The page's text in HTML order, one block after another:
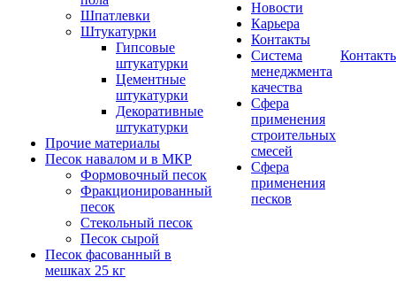
Шпатлевки
Штукатурки
Гипсовые
штукатурки
Цементные
штукатурки
Декоративные
штукатурки
Прочие материалы
Песок навалом и в МКР
Формовочный песок
Фракционированный
песок
Стекольный песок
Песок сырой
Песок фасованный в
мешках 25 кг
Новости
Карьера
Контакты
Система
менеджмента
качества
Сфера
применения
строительных
смесей
Сфера
применения
песков